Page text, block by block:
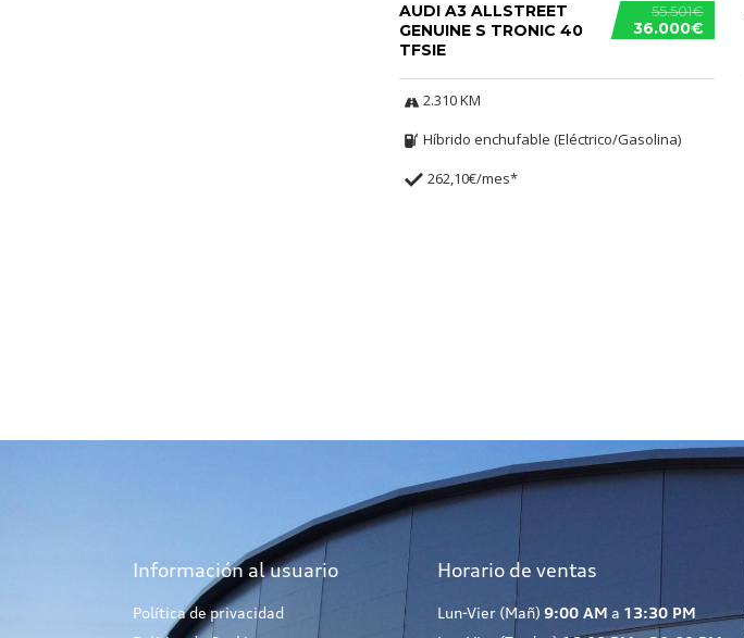
55.501€
36.000€
AUDI A3 ALLSTREET
GENUINE S TRONIC 40
TFSIE
2.310 KM
Híbrido enchufable (Eléctrico/Gasolina)
262,10€/mes*
Información al usuario
Política de privacidad
Horario de ventas
Lun-Vier (Mañ) 9:00 AM a 13:30 PM